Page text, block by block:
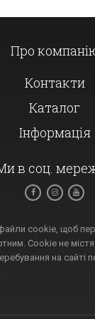
Про
Контакти
Каталог
Інформація
в соц.
cookie, щоб
Cookie не
на сайті